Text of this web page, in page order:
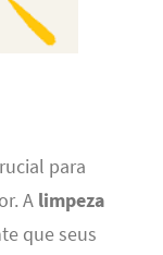
para
A limpeza
que seus